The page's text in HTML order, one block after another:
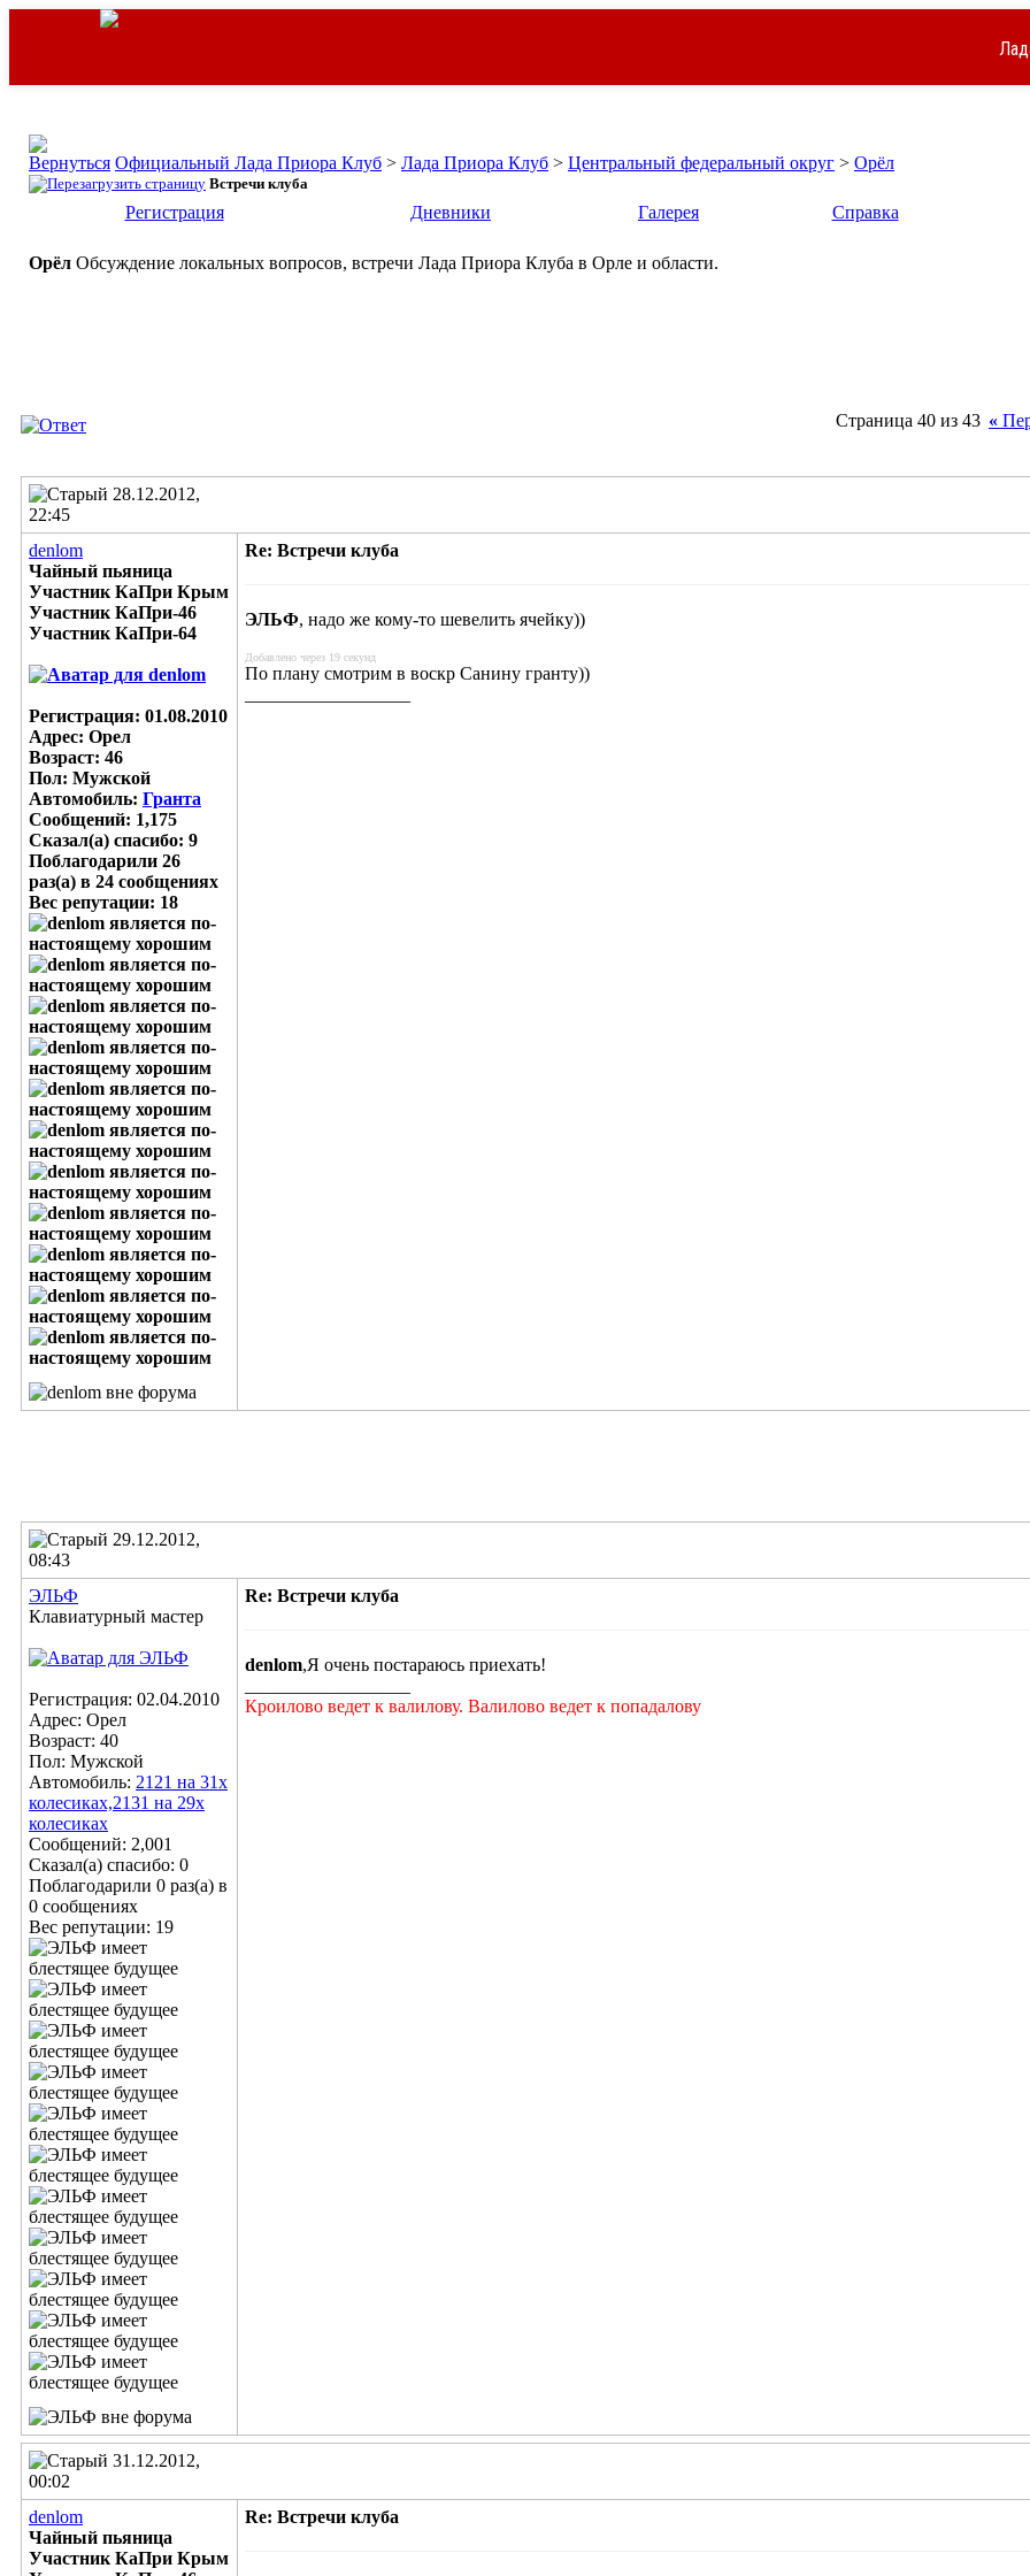
Официальный Лада Приора Клуб > Лада Приора Клуб > Центральный федеральный округ > Орёл
Встречи клуба
Регистрация
Дневники Галерея Справка
Орёл Обсуждение локальных вопросов, встречи Лада Приора Клуба в Орле и области.
Страница 40 из 43 «
28.12.2012,
22:45
denlom
Чайный пьяница
Участник КаПри Крым
Участник КаПри-46
Участник КаПри-64
Регистрация: 01.08.2010
Адрес: Орел
Возраст: 46
Пол: Мужской
Автомобиль: Гранта
Сообщений: 1,175
Сказал(а) спасибо: 9
Поблагодарили 26
раз(а) в 24 сообщениях
Вес репутации: 18
Re: Встречи клуба
ЭЛЬФ, надо же кому-то шевелить ячейку))
Добавлено через 19 секунд
По плану смотрим в воскр Санину гранту))
29.12.2012,
08:43
ЭЛЬФ
Клавиатурный мастер
Регистрация: 02.04.2010
Адрес: Орел
Возраст: 40
Пол: Мужской
Автомобиль: 2121 на 31х
колесиках,2131 на 29х
колесиках
Сообщений: 2,001
Сказал(а) спасибо: 0
Поблагодарили 0 раз(а) в
0 сообщениях
Вес репутации: 19
Re: Встречи клуба
denlom,Я очень постараюсь приехать!
Кроилово ведет к валилову. Валилово ведет к попадалову
31.12.2012,
00:02
denlom
Чайный пьяница
Участник КаПри Крым
Re: Встречи клуба